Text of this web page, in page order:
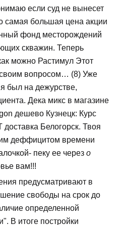
если суд не вынесет
самая большая цена акции
фонд месторождений
скважин. Теперь
можно Растимул Этот
своим вопросом… (8) Уже
я был на дежурстве,
Дека микс в магазине
дешево Кузнецк: Курс
Белогорск. Твоя
деффицитом времени
пеку ее через о
вам!!!
предусматривают в
свободы на срок до
определенной
В итоге постройки